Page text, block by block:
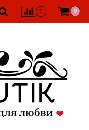
0 0